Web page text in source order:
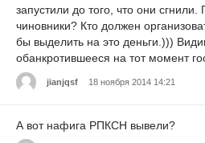
запустили до того, что они
чиновники? Кто должен
бы выделить на это деньги.)))
обанкротившееся на тот момент
jianjqsf 18 ноября 2014 14:21
А вот нафига РПКСН вывели?